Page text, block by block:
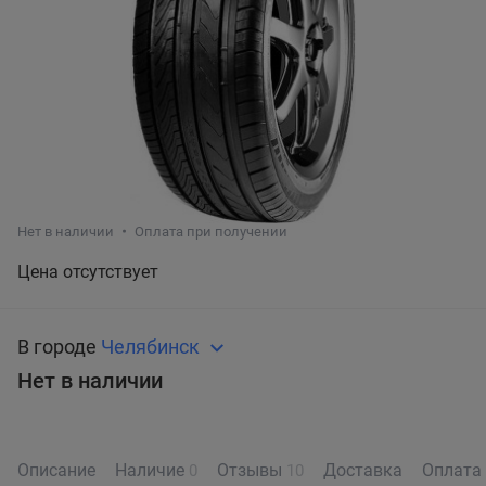
Нет в наличии Оплата при получении
Цена отсутствует
В городе Челябинск
Нет в наличии
Описание Наличие 0 Отзывы 10 Доставка Оплата